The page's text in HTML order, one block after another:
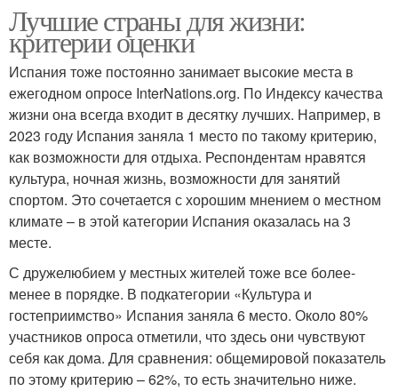
Лучшие страны для жизни:
критерии оценки
Испания тоже постоянно занимает высокие места в
ежегодном опросе InterNations.org. По Индексу качества
жизни она всегда входит в десятку лучших. Например, в
2023 году Испания заняла 1 место по такому критерию,
как возможности для отдыха. Респондентам нравятся
культура, ночная жизнь, возможности для занятий
спортом. Это сочетается с хорошим мнением о местном
климате – в этой категории Испания оказалась на 3
месте.
С дружелюбием у местных жителей тоже все более-
менее в порядке. В подкатегории «Культура и
гостеприимство» Испания заняла 6 место. Около 80%
участников опроса отметили, что здесь они чувствуют
себя как дома. Для сравнения: общемировой показатель
по этому критерию – 62%, то есть значительно ниже.